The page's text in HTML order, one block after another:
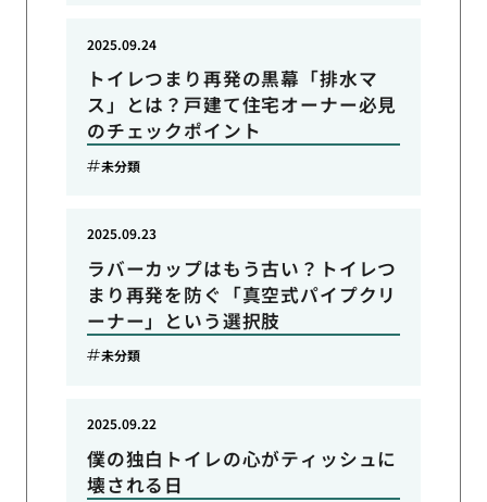
トイレつまり再発の黒幕「排水マ
ス」とは？戸建て住宅オーナー必見
のチェックポイント
2025.09.24
未分類
ラバーカップはもう古い？トイレつ
まり再発を防ぐ「真空式パイプクリ
ーナー」という選択肢
2025.09.23
未分類
僕の独白トイレの心がティッシュに
壊される日
2025.09.22